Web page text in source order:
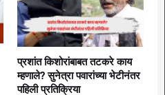
प्रशांत किशोरांबाबत तटकरे काय
म्हणाले? सुनेत्रा पवारांच्या भेटीनंतर
पहिली प्रतिक्रिया